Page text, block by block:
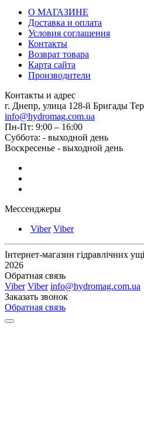
О МАГАЗИНЕ
Доставка и оплата
Условия соглашения
Контакты
Возврат товара
Карта сайта
Производители
Контакты и адрес
г. Днепр, улица 128-й Бригады
info@hydromag.com.ua
Пн-Пт: 9:00 – 16:00
Суббота: - выходной день
Воскресенье - выходной день
Мессенджеры
Viber Viber
Інтернет-магазин гідравлічних
2026
Обратная связь
Viber Viber info@hydromag.com.ua
Заказать звонок
Обратная связь